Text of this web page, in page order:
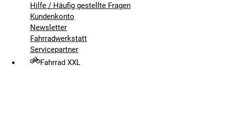
Hilfe / Häufig gestellte Fragen
Kundenkonto
Newsletter
Fahrradwerkstatt
Servicepartner
Fahrrad XXL